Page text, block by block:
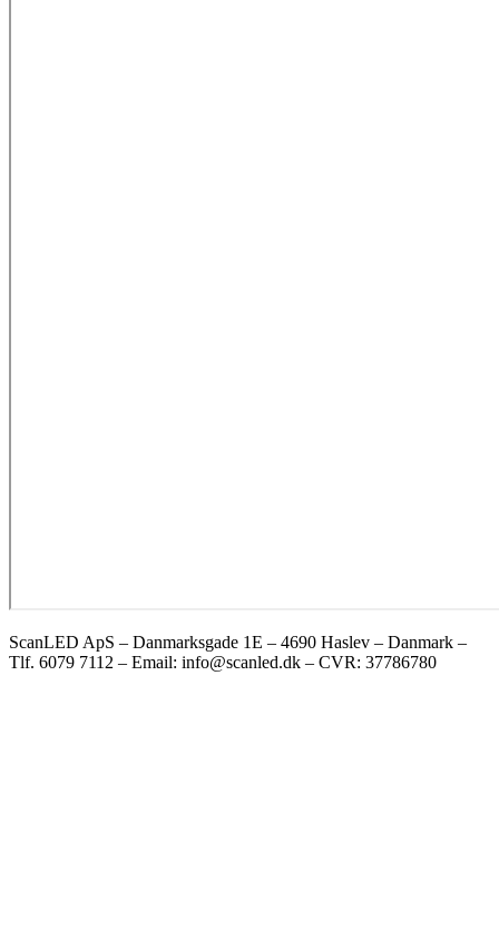
ScanLED ApS – Danmarksgade 1E – 4690 Haslev – Danmark –
Tlf. 6079 7112 – Email: info@scanled.dk – CVR: 37786780